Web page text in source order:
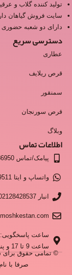
تولید کننده گلاب و
سایت فروش گیاهان
دارای دو شعبه حضوری
دسترسی سریع
عطاری
قرص ریلایف
سمنقور
قرص سورنجان
وبلاگ
اطلاعات تماس
پیامک/تماس 09981786950
واتساپ و ایتا 09307959511
انبار 02128428537
ساعت
ساعت 9 تا 17 و پنجشنبه ها 9 تا 13
© تمامی حقوق برای
صرفا با